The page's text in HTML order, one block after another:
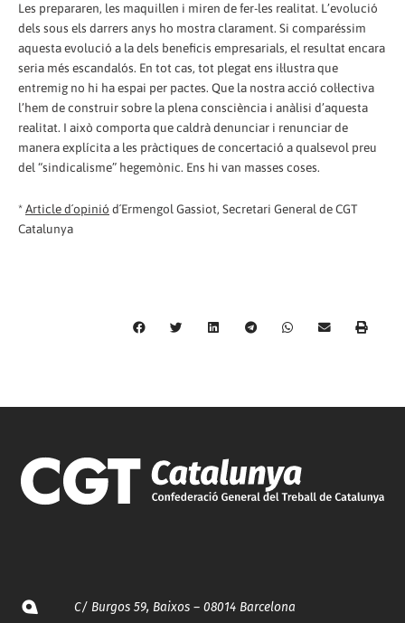
Les prepararen, les maquillen i miren de fer-les realitat. L’evolució
dels sous els darrers anys ho mostra clarament. Si comparéssim
aquesta evolució a la dels beneficis empresarials, el resultat encara
seria més escandalós. En tot cas, tot plegat ens il·lustra que
entremig no hi ha espai per pactes. Que la nostra acció col·lectiva
l’hem de construir sobre la plena consciència i anàlisi d’aquesta
realitat. I això comporta que caldrà denunciar i renunciar de
manera explícita a les pràctiques de concertació a qualsevol preu
del “sindicalisme” hegemònic. Ens hi van masses coses.
*Article d´opinió d´Ermengol Gassiot, Secretari General de CGT
Catalunya
C/ Burgos 59, Baixos – 08014 Barcelona